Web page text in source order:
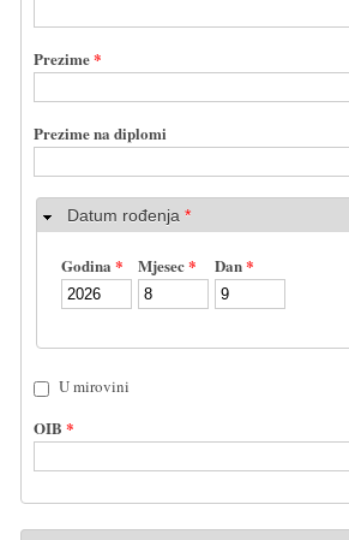
Prezime*
Prezime na diplomi
Datum rođenja *
Godina * Mjesec* Dan*
U mirovini
OIB *